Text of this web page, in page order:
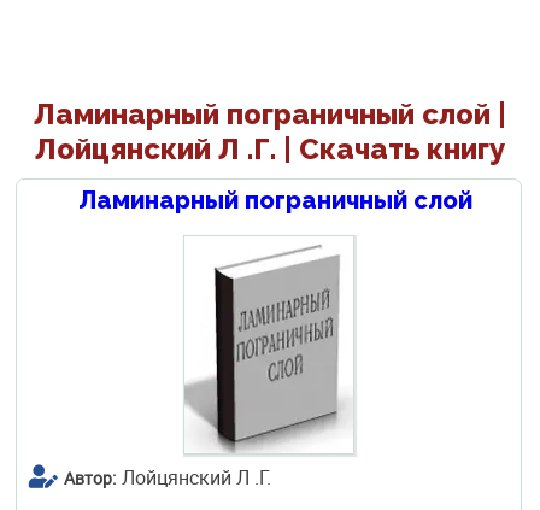
Ламинарный пограничный слой |
Лойцянский Л .Г. | Скачать книгу
Ламинарный пограничный слой
Автор: Лойцянский Л .Г.